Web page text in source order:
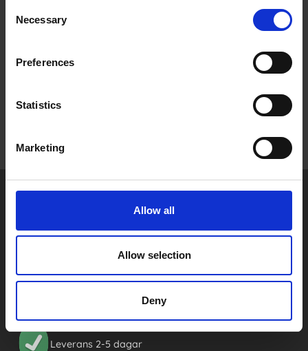
Selection
Necessary
Preferences
Statistics
Marketing
Allow all
Allow selection
Deny
Fraktfritt vid 600:-
Leverans 2-5 dagar